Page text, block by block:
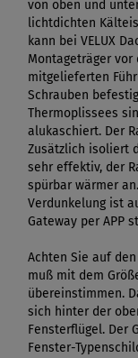
von oben und
lichtdichten
kann bei VELUX
Montageträger
mitgelieferten
Schrauben
Thermoplissees
alukaschiert. Der
Zusätzlich isoliert
sehr effektiv, der
spürbar wärmer
Verdunkelung ist
Gateway per APP
Achten Sie auf
muß mit dem
übereinstimmen.
sich hinter der
Fensterflügel. Der
Fenster-